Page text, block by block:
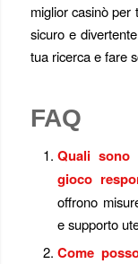
miglior casinò per
sicuro e
tua ricerca e fare
FAQ
Quali
gioco
offrono
e supporto
Come